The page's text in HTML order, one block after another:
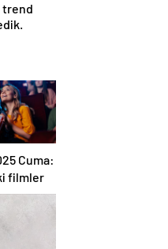
trend
Cuma:
filmler